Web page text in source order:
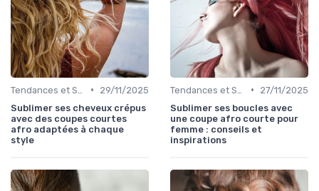
•
29/11/2025
Sublimer ses cheveux crépus
avec des coupes courtes
afro adaptées à chaque
style
•
27/11/2025
Sublimer ses boucles avec
une coupe afro courte pour
femme : conseils et
inspirations